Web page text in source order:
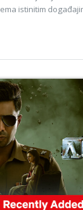
istinitim